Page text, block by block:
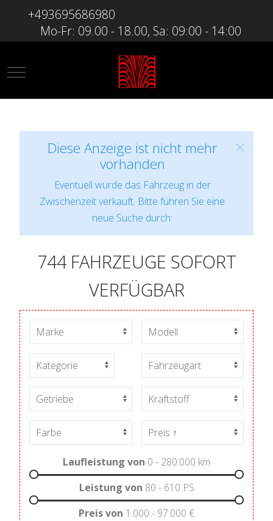
+493695686980
Mo-Fr: 09.00 - 18.00, Sa: 09:00 - 14:00
Mobile Menu Toggle
Diese Anzeige ist nicht mehr
vorhanden
Eventuell wurde das Fahrzeug in der
Zwischenzeit verkauft. Bitte führen Sie eine
neue Suche durch:
744 FAHRZEUGE SOFORT
VERFÜGBAR
Laufleistung von 0 - 280.000 km
Leistung von 80 - 610 PS
Preis von 1.000 - 97.000 €